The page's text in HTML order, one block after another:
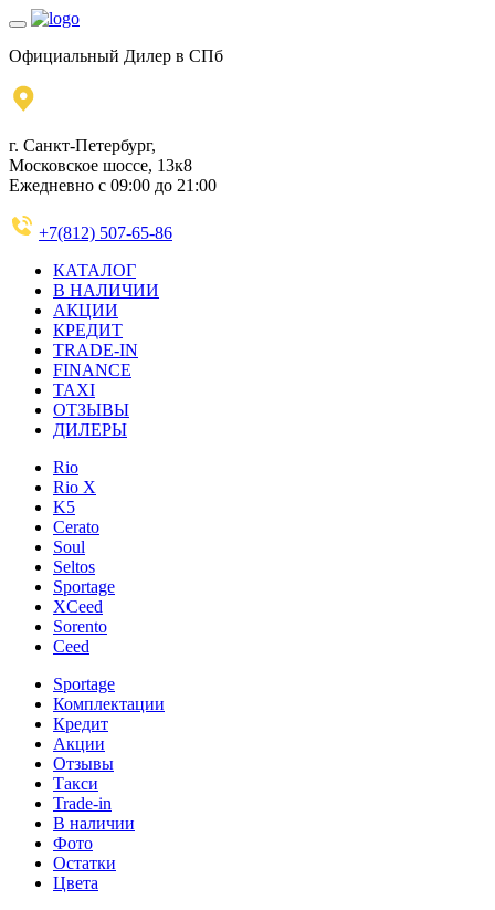
Официальный Дилер в СПб
г. Санкт-Петербург,
Московское шоссе, 13к8
Ежедневно с 09:00 до 21:00
+7(812) 507-65-86
КАТАЛОГ
В НАЛИЧИИ
АКЦИИ
КРЕДИТ
TRADE-IN
FINANCE
TAXI
ОТЗЫВЫ
ДИЛЕРЫ
Rio
Rio X
K5
Cerato
Soul
Seltos
Sportage
XCeed
Sorento
Ceed
Sportage
Комплектации
Кредит
Акции
Отзывы
Такси
Trade-in
В наличии
Фото
Остатки
Цвета